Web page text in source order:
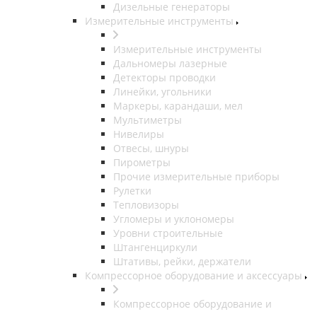
Дизельные генераторы
Измерительные инструменты
Измерительные инструменты
Дальномеры лазерные
Детекторы проводки
Линейки, угольники
Маркеры, карандаши, мел
Мультиметры
Нивелиры
Отвесы, шнуры
Пирометры
Прочие измерительные приборы
Рулетки
Тепловизоры
Угломеры и уклономеры
Уровни строительные
Штангенциркули
Штативы, рейки, держатели
Компрессорное оборудование и аксессуары
Компрессорное оборудование и